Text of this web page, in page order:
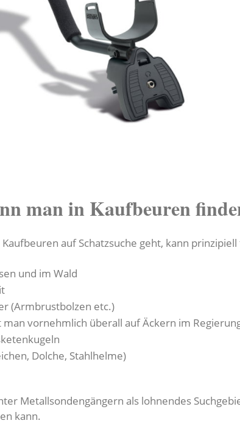
man in Kaufbeuren
auf Schatzsuche geht, kann
und im Wald
(Armbrustbolzen etc.)
vornehmlich überall auf Äckern im
Dolche, Stahlhelme)
Metallsondengängern als lohnendes
kann.